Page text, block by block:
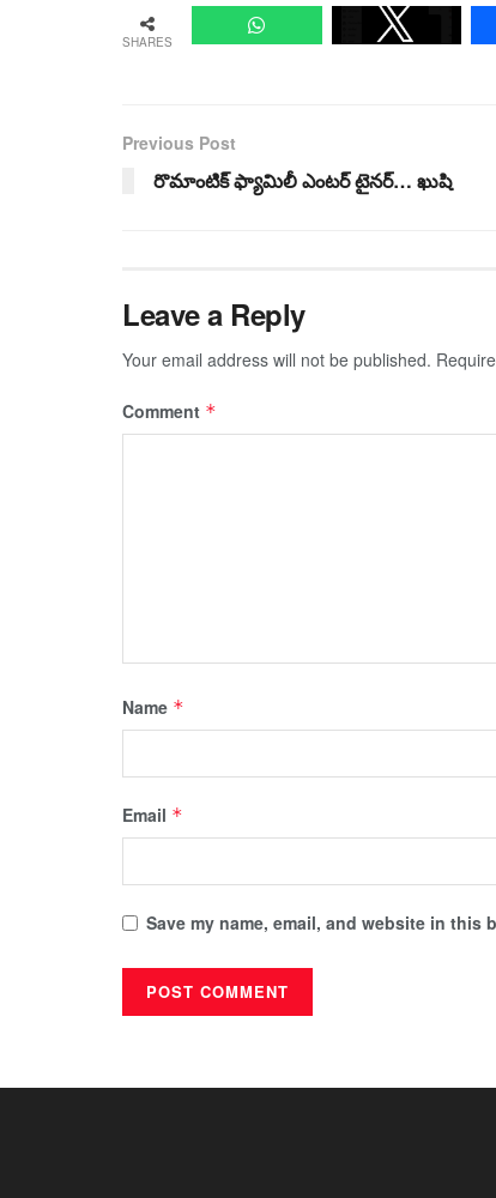
SHARES
Previous Post
రొమాంటిక్ ఫ్యామిలీ ఎంటర్ టైనర్… ఖుషి
Leave a Reply
Your email address will not be published.
Comment *
Name *
Email *
Save my name, email, and website in this